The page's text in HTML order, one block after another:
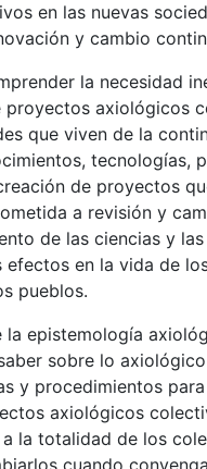
en las nuevas
y cambio
la necesidad
proyectos axiológicos
que viven de la
tecnologías,
de proyectos
a revisión y
de las ciencias y las
efectos en la vida de
pueblos.
la epistemología
sobre lo
y procedimientos
axiológicos
la totalidad de los